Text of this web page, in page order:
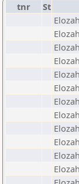
tnr St